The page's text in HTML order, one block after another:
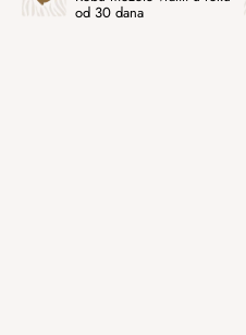
od 30 dana